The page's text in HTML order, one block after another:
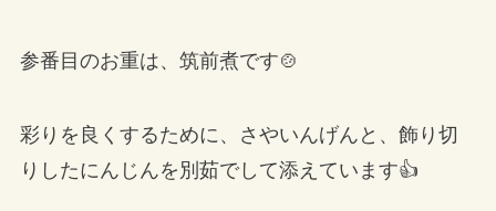
参番目のお重は、筑前煮です🍲
彩りを良くするために、さやいんげんと、飾り切
りしたにんじんを別茹でして添えています👍